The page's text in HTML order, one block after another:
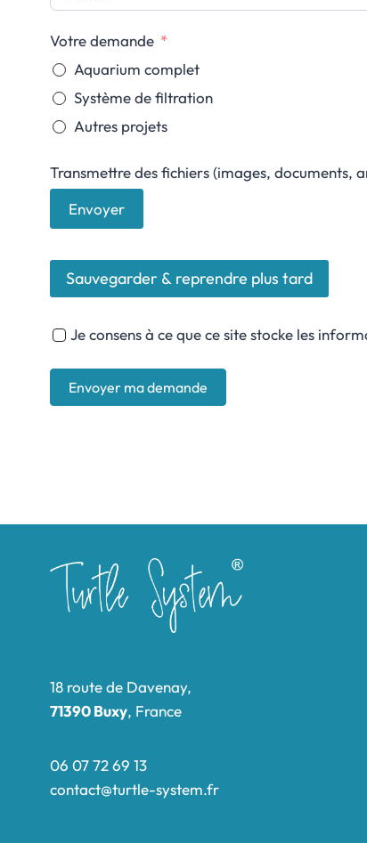
Votre demande
Aquarium complet
Système de filtration
Autres projets
Transmettre des fichiers (images, documents,
Envoyer
Sauvegarder & reprendre plus tard
Je consens à ce que ce site stocke les
Envoyer ma demande
18 route de Davenay,
71390 Buxy, France
06 07 72 69 13
contact@turtle-system.fr